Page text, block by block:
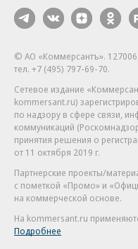
© АО «Коммерсантъ».
тел. +7 (495) 797-69-70.
Сетевое издание
kommersant.ru)
по надзору в сфере связи,
коммуникаций
принятия решения о
от 11 октября 2019 г.
Партнерские проекты/
с пометкой «Промо» и
на коммерческой основе.
На kommersant.ru
Подробнее